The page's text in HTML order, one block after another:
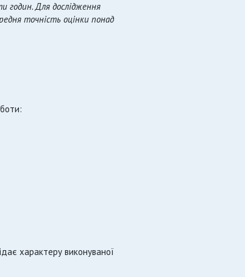
годин. Для дослідження
точність оцінки понад
характеру виконуваної